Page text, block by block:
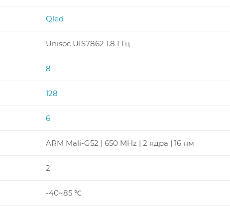
Qled
Unisoc UIS7862 1.8 ГГц
8
128
6
ARM Mali-G52 | 650 MHz | 2 ядра | 16 нм
2
-40~85 ℃